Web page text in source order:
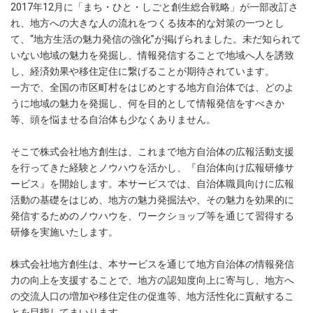
2017年12月に「まち・ひと・しごと創生総合戦略」が一部改訂さ
れ、地方への大きな人の流れをつくる抜本的な対策の一つとし
て、“地方生活の魅力発信の強化”が掲げられました。未だ知られて
いない地域の魅力を発掘し、情報発信することで地域へ人を誘致
し、経済効果や移住定住に繋げることが期待されています。
一方で、全国の市区町村をはじめとする地方自治体では、どのよ
うに地域の魅力を発掘し、何を目的として情報発信をすべきか
等、頭を悩ませる自治体も少なくありません。
そこで株式会社地方創生は、これまで地方自治体の広報活動支援
を行ってきた経験とノウハウを活かし、『自治体向け広報研修サ
ービス』を開始します。本サービスでは、自治体職員向けに広報
活動の基礎をはじめ、地方の魅力発掘法や、その魅力を効果的に
発信するためのノウハウを、ワークショップ等を通じて習得する
研修を実施いたします。
株式会社地方創生は、本サービスを通じて地方自治体の情報発信
力の向上を支援することで、地方の認知度向上に寄与し、地方へ
の交流人口の増加や移住定住の促進等、地方活性化に貢献するこ